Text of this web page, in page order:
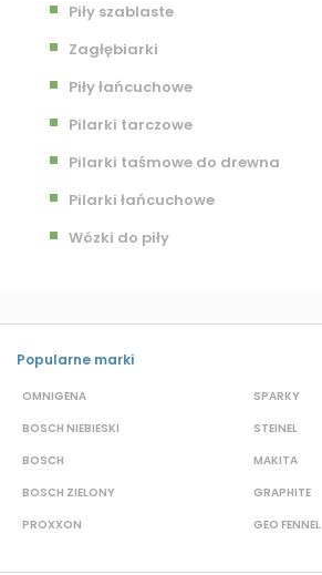
Piły szablaste
Zagłębiarki
Piły łańcuchowe
Pilarki tarczowe
Pilarki taśmowe do drewna
Pilarki łańcuchowe
Wózki do piły
Popularne marki
OMNIGENA
BOSCH NIEBIESKI
BOSCH
BOSCH ZIELONY
PROXXON
SPARKY
STEINEL
MAKITA
GRAPHITE
GEO FENNEL